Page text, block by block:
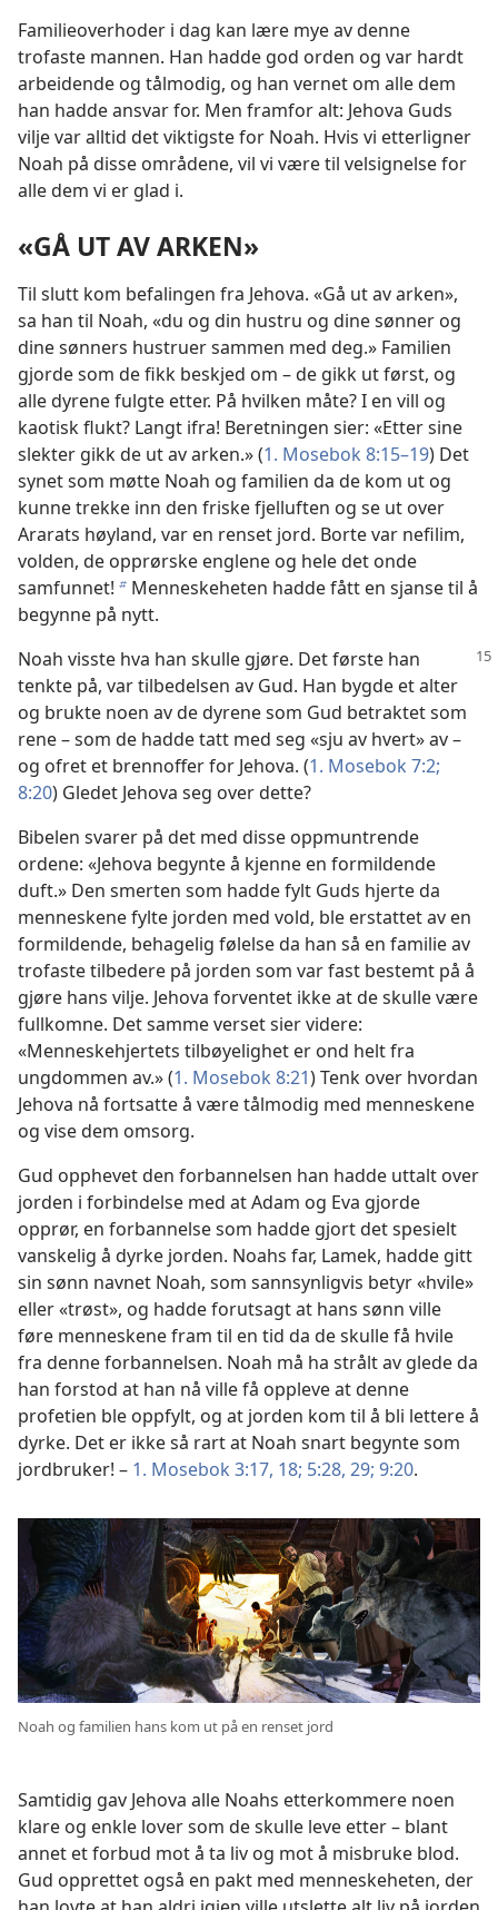
Familieoverhoder i dag kan lære mye av denne
trofaste mannen. Han hadde god orden og var hardt
arbeidende og tålmodig, og han vernet om alle dem
han hadde ansvar for. Men framfor alt: Jehova Guds
vilje var alltid det viktigste for Noah. Hvis vi etterligner
Noah på disse områdene, vil vi være til velsignelse for
alle dem vi er glad i.
«GÅ UT AV ARKEN»
Til slutt kom befalingen fra Jehova. «Gå ut av arken»,
sa han til Noah, «du og din hustru og dine sønner og
dine sønners hustruer sammen med deg.» Familien
gjorde som de fikk beskjed om – de gikk ut først, og
alle dyrene fulgte etter. På hvilken måte? I en vill og
kaotisk flukt? Langt ifra! Beretningen sier: «Etter sine
slekter gikk de ut av arken.» (1. Mosebok 8:15–19) Det
synet som møtte Noah og familien da de kom ut og
kunne trekke inn den friske fjelluften og se ut over
Ararats høyland, var en renset jord. Borte var nefilim,
volden, de opprørske englene og hele det onde
samfunnet! b Menneskeheten hadde fått en sjanse til å
begynne på nytt.
Noah visste hva han skulle gjøre. Det første han
tenkte på, var tilbedelsen av Gud. Han bygde et alter
og brukte noen av de dyrene som Gud betraktet som
rene – som de hadde tatt med seg «sju av hvert» av –
og ofret et brennoffer for Jehova. (1. Mosebok 7:2;
8:20) Gledet Jehova seg over dette?
Bibelen svarer på det med disse oppmuntrende
ordene: «Jehova begynte å kjenne en formildende
duft.» Den smerten som hadde fylt Guds hjerte da
menneskene fylte jorden med vold, ble erstattet av en
formildende, behagelig følelse da han så en familie av
trofaste tilbedere på jorden som var fast bestemt på å
gjøre hans vilje. Jehova forventet ikke at de skulle være
fullkomne. Det samme verset sier videre:
«Menneskehjertets tilbøyelighet er ond helt fra
ungdommen av.» (1. Mosebok 8:21) Tenk over hvordan
Jehova nå fortsatte å være tålmodig med menneskene
og vise dem omsorg.
Gud opphevet den forbannelsen han hadde uttalt over
jorden i forbindelse med at Adam og Eva gjorde
opprør, en forbannelse som hadde gjort det spesielt
vanskelig å dyrke jorden. Noahs far, Lamek, hadde gitt
sin sønn navnet Noah, som sannsynligvis betyr «hvile»
eller «trøst», og hadde forutsagt at hans sønn ville
føre menneskene fram til en tid da de skulle få hvile
fra denne forbannelsen. Noah må ha strålt av glede da
han forstod at han nå ville få oppleve at denne
profetien ble oppfylt, og at jorden kom til å bli lettere å
dyrke. Det er ikke så rart at Noah snart begynte som
jordbruker! – 1. Mosebok 3:17, 18; 5:28, 29; 9:20.
Noah og familien hans kom ut på en renset jord
Samtidig gav Jehova alle Noahs etterkommere noen
klare og enkle lover som de skulle leve etter – blant
annet et forbud mot å ta liv og mot å misbruke blod.
Gud opprettet også en pakt med menneskeheten, der